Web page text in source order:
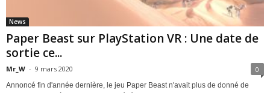
News
Paper Beast sur PlayStation VR : Une date de
sortie ce...
Mr_W - 9 mars 2020 0
Annoncé fin d'année dernière, le jeu Paper Beast n'avait plus de donné de